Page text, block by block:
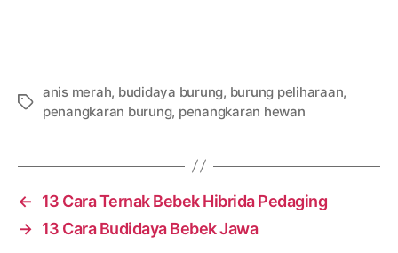
Tags
anis merah, budidaya burung, burung peliharaan,
penangkaran burung, penangkaran hewan
←
13 Cara Ternak Bebek Hibrida Pedaging
→ 13 Cara Budidaya Bebek Jawa